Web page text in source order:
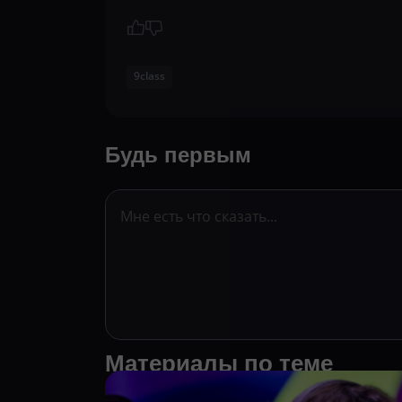
9class
Будь первым
Материалы по теме